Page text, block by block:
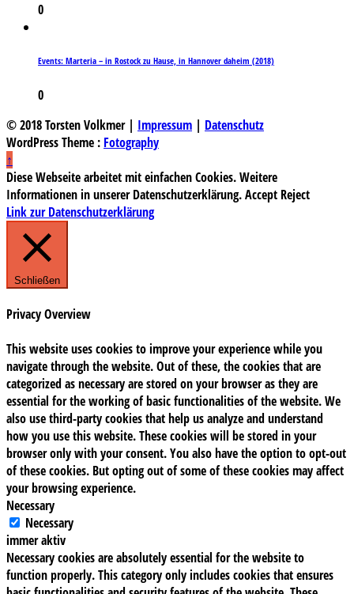
0
Events: Marteria – in Rostock zu Hause, in Hannover daheim (2018)
0
© 2018 Torsten Volkmer | Impressum | Datenschutz
WordPress Theme : Fotography
↑
Diese Webseite arbeitet mit einfachen Cookies. Weitere
Informationen in unserer Datenschutzerklärung.Accept Reject
Link zur Datenschutzerklärung
Schließen
Privacy Overview
This website uses cookies to improve your experience while you
navigate through the website. Out of these, the cookies that are
categorized as necessary are stored on your browser as they are
essential for the working of basic functionalities of the website. We
also use third-party cookies that help us analyze and understand
how you use this website. These cookies will be stored in your
browser only with your consent. You also have the option to opt-out
of these cookies. But opting out of some of these cookies may affect
your browsing experience.
Necessary
Necessary
immer aktiv
Necessary cookies are absolutely essential for the website to
function properly. This category only includes cookies that ensures